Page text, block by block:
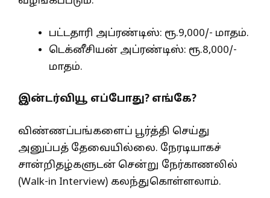
பட்டதாரி அப்ரண்டிஸ்: ரூ.9,000/- மாதம்.
டெக்னீசியன் அப்ரண்டிஸ்: ரூ.8,000/-
மாதம்.
இன்டர்வியூ எப்போது? எங்கே?
விண்ணப்பங்களைப் பூர்த்தி செய்து
அனுப்பத் தேவையில்லை. நேரடியாகச்
சான்றிதழ்களுடன் சென்று நேர்காணலில்
(Walk-in Interview) கலந்துகொள்ளலாம்.